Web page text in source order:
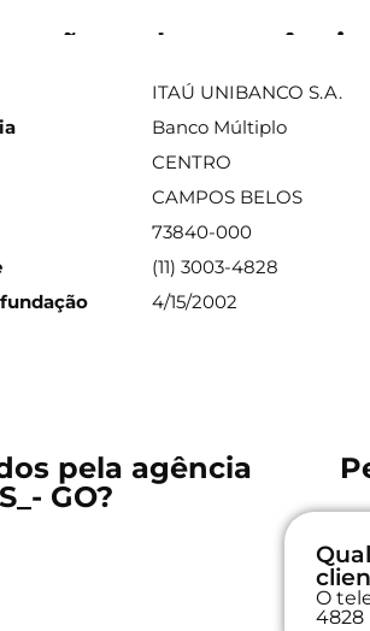
sobre a agência
ITAÚ UNIBANCO S.A.
Banco Múltiplo
CENTRO
CAMPOS BELOS
73840-000
(11) 3003-4828
4/15/2002
pela agência
GO?
O
4828